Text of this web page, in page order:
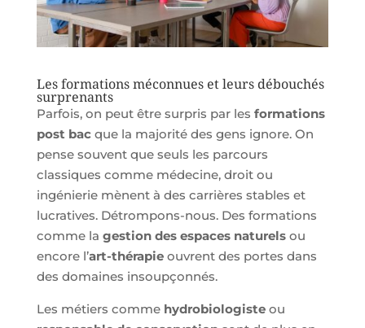
Les formations méconnues et leurs débouchés
surprenants
Parfois, on peut être surpris par les formations
post bacque la majorité des gens ignore. On
pense souvent que seuls les parcours
classiques comme médecine, droit ou
ingénierie mènent à des carrières stables et
lucratives. Détrompons-nous. Des formations
comme la gestion des espaces naturelsou
encore l’art-thérapieouvrent des portes dans
des domaines insoupçonnés.
Les métiers comme hydrobiologisteou